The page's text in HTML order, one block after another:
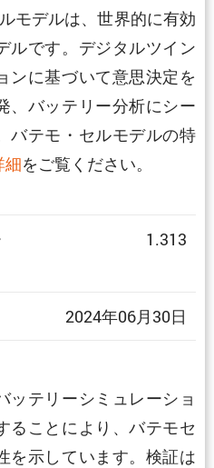
モデルは、世界的に有効
ルです。デジタルツイン
ンに基づいて意思決定を
、バッテリー分析にシー
バテモ・セルモデルの特
細をご覧ください。
1.313
2024年06月30日
ッテリーシミュレーショ
ることにより、バテモセ
を示しています。検証は